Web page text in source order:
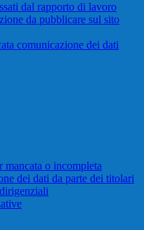
dal rapporto di lavoro
da pubblicare sul sito
comunicazione dei dati
mancata o incompleta
dei dati da parte dei titolari